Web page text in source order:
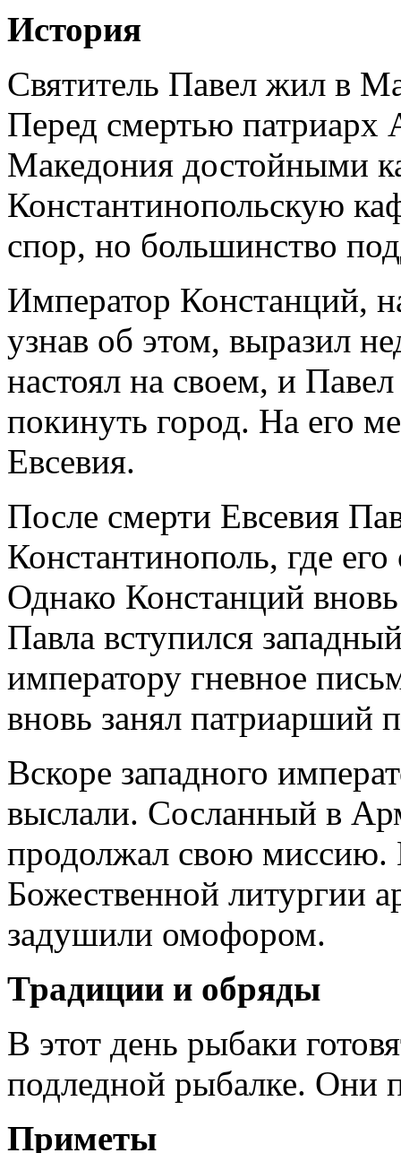
История
Святитель Павел жил в
Перед смертью патриарх
Македония достойными
Константинопольскую
спор, но большинство
Император Констанций,
узнав об этом, выразил
настоял на своем, и
покинуть город. На его
Евсевия.
После смерти Евсевия
Константинополь, где
Однако Констанций вновь
Павла вступился
императору гневное
вновь занял патриарший
Вскоре западного
выслали. Сосланный в
продолжал свою миссию.
Божественной литургии
задушили омофором.
Традиции и обряды
В этот день рыбаки
подледной рыбалке. Они
Приметы